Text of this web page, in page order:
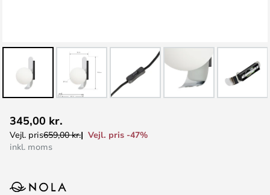
til
starten
345,00 kr.
Vejl. pris659,00 kr.
Vejl. pris -47%
inkl. moms